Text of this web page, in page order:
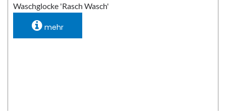
Waschglocke 'Rasch Wasch'
mehr